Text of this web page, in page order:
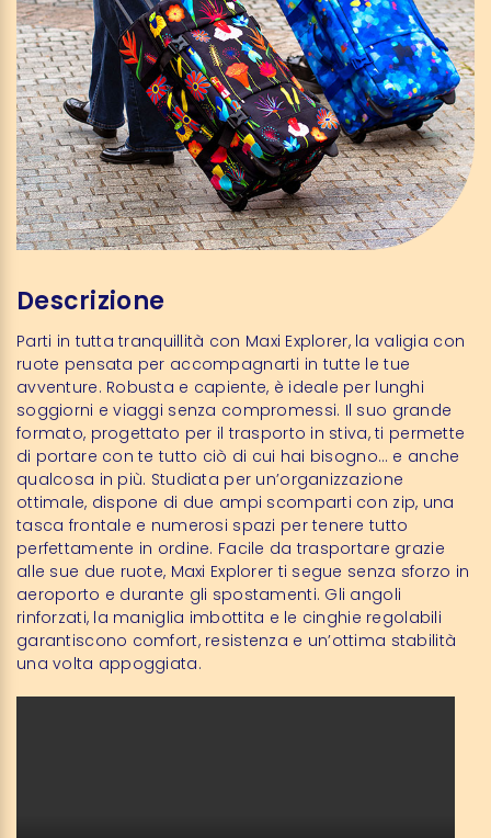
Descrizione
Parti in tutta tranquillità con Maxi Explorer, la valigia con
ruote pensata per accompagnarti in tutte le tue
avventure. Robusta e capiente, è ideale per lunghi
soggiorni e viaggi senza compromessi. Il suo grande
formato, progettato per il trasporto in stiva, ti permette
di portare con te tutto ciò di cui hai bisogno… e anche
qualcosa in più. Studiata per un’organizzazione
ottimale, dispone di due ampi scomparti con zip, una
tasca frontale e numerosi spazi per tenere tutto
perfettamente in ordine. Facile da trasportare grazie
alle sue due ruote, Maxi Explorer ti segue senza sforzo in
aeroporto e durante gli spostamenti. Gli angoli
rinforzati, la maniglia imbottita e le cinghie regolabili
garantiscono comfort, resistenza e un’ottima stabilità
una volta appoggiata.